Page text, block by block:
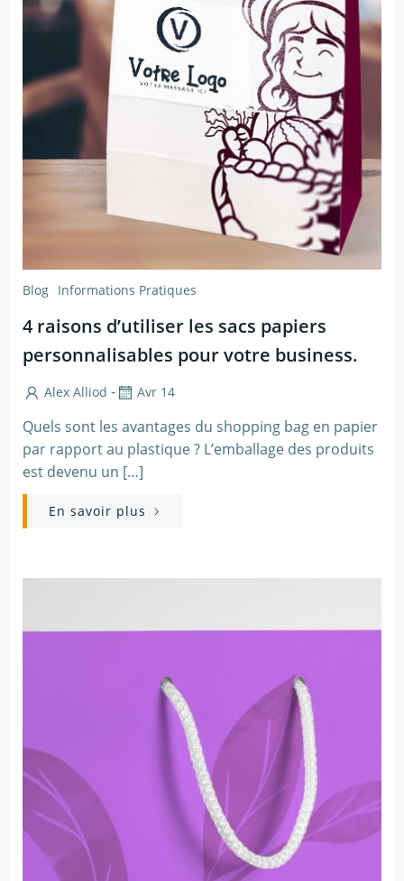
Blog Informations Pratiques
4 raisons d’utiliser les sacs papiers
personnalisables pour votre business.
Alex Alliod - Avr 14
Quels sont les avantages du shopping bag en papier
par rapport au plastique ? L’emballage des produits
est devenu un […]
En savoir plus